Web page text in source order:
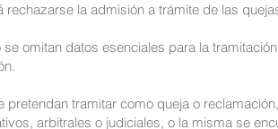
rechazarse la admisión a trámite de las
se omitan datos esenciales para la
pretendan tramitar como queja o
arbitrales o judiciales, o la misma se